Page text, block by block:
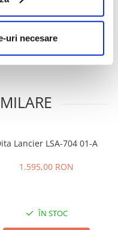
uri necesare
Lancier LSA-704 01-A
1.595,00 RON
ÎN STOC